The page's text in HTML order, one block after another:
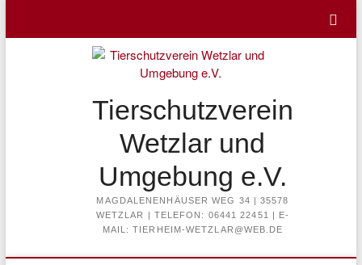
content
Tierschutzverein
Wetzlar und
Umgebung e.V.
MAGDALENENHÄUSER WEG 34 | 35578
WETZLAR | TELEFON: 06441 22451 | E-
MAIL: TIERHEIM-WETZLAR@WEB.DE